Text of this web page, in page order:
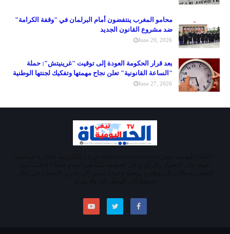
محامو المغرب ينتفضون أمام البرلمان في "وقفة الكرامة"
ضد مشروع القانون الجديد
June 29, 2026
بعد قرار الحكومة العودة إلى توقيت "غرينيتش": حملة
"الساعة القانونية" تعلن نجاح مهمتها وتفكيك لجنتها الوطنية
June 27, 2026